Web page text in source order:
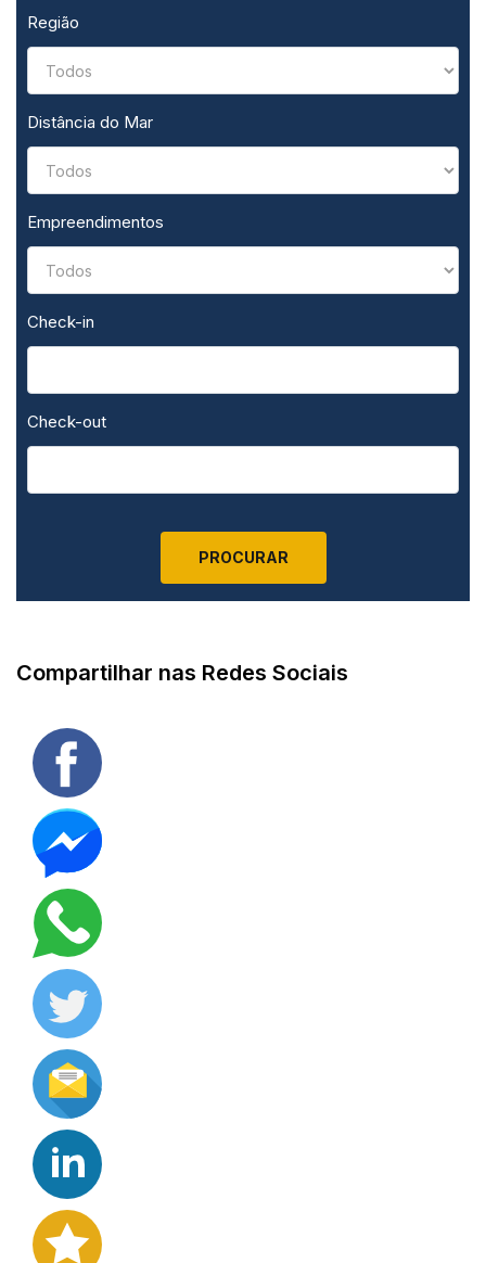
Região
Distância do Mar
Empreendimentos
Check-in
Check-out
Compartilhar nas Redes Sociais